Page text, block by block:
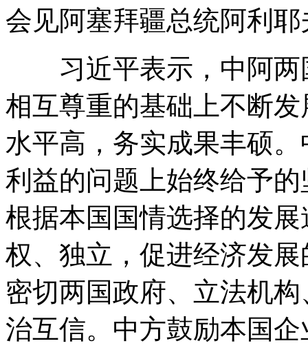
会见阿塞拜疆总统阿利耶
习近平表示，中阿两
相互尊重的基础上不断
水平高，务实成果丰硕
利益的问题上始终给予
根据本国国情选择的发
权、独立，促进经济发
密切两国政府、立法机
治互信。中方鼓励本国